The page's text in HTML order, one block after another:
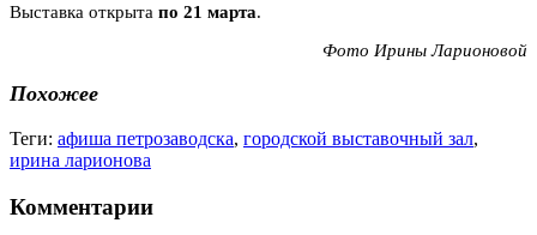
Выставка открыта по 21 марта.
Фото Ирины Ларионовой
Похожее
Теги: афиша петрозаводска, городской выставочный зал,
ирина ларионова
Комментарии